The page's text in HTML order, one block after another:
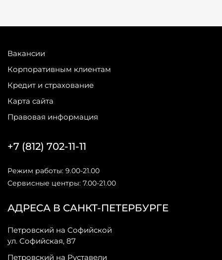
Вакансии
Корпоративным клиентам
Кредит и страхование
Карта сайта
Правовая информация
АДРЕСА В САНКТ-ПЕТЕРБУРГЕ
Петровский на Софийской
ул. Софийская, 87
Петровский на Руставели
+7 (812) 702-11-11
Режим работы: 9.00-21.00
Сервисные центры: 7.00-21.00